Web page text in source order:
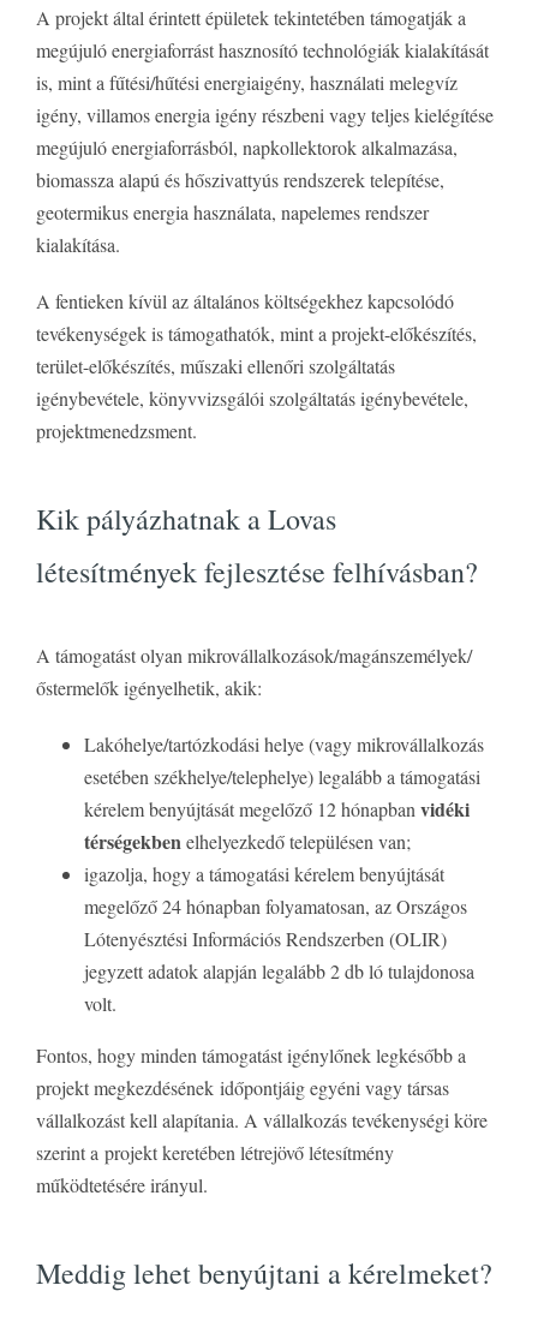
A projekt által érintett épületek tekintetében támogatják a
megújuló energiaforrást hasznosító technológiák kialakítását
is, mint a fűtési/hűtési energiaigény, használati melegvíz
igény, villamos energia igény részbeni vagy teljes kielégítése
megújuló energiaforrásból, napkollektorok alkalmazása,
biomassza alapú és hőszivattyús rendszerek telepítése,
geotermikus energia használata, napelemes rendszer
kialakítása.
A fentieken kívül az általános költségekhez kapcsolódó
tevékenységek is támogathatók, mint a projekt-előkészítés,
terület-előkészítés, műszaki ellenőri szolgáltatás
igénybevétele, könyvvizsgálói szolgáltatás igénybevétele,
projektmenedzsment.
Kik pályázhatnak a Lovas
létesítmények fejlesztése felhívásban?
A támogatást olyan mikrovállalkozások/magánszemélyek/
őstermelők igényelhetik, akik:
Lakóhelye/tartózkodási helye (vagy mikrovállalkozás
esetében székhelye/telephelye) legalább a támogatási
kérelem benyújtását megelőző 12 hónapban vidéki
térségekbenelhelyezkedő településen van;
igazolja, hogy a támogatási kérelem benyújtását
megelőző 24 hónapban folyamatosan, az Országos
Lótenyésztési Információs Rendszerben (OLIR)
jegyzett adatok alapján legalább 2 db ló tulajdonosa
volt.
Fontos, hogy minden támogatást igénylőnek legkésőbb a
projekt megkezdésének időpontjáig egyéni vagy társas
vállalkozást kell alapítania. A vállalkozás tevékenységi köre
szerint a projekt keretében létrejövő létesítmény
működtetésére irányul.
Meddig lehet benyújtani a kérelmeket?